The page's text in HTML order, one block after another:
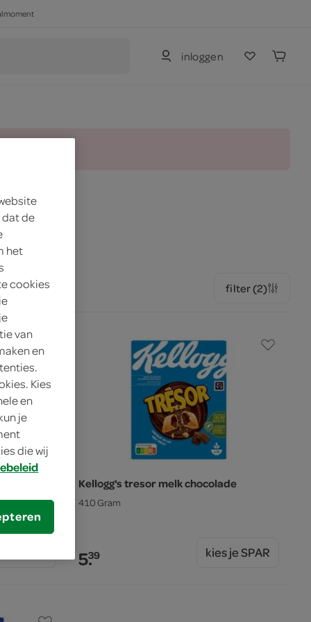
inloggen
filter (2)
Kellogg's tresor melk chocolade
410 Gram
5.39 kies je SPAR
de
het
cookies
van
en
Kies
en
je
die wij